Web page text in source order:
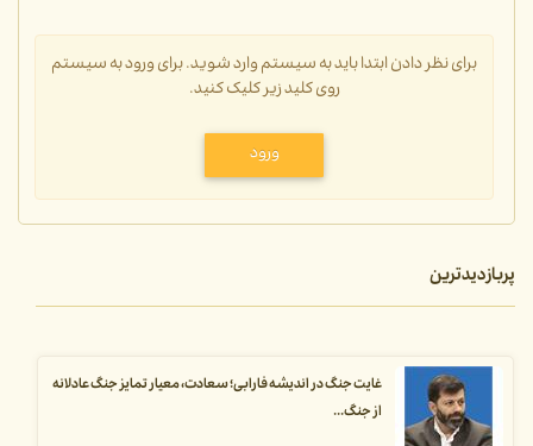
برای نظر دادن ابتدا باید به سیستم وارد شوید. برای ورود به سیستم
روی کلید زیر کلیک کنید.
ورود
پربازدیدترین
غایت جنگ در اندیشه فارابی؛ سعادت، معیار تمایز جنگ عادلانه
از جنگ...